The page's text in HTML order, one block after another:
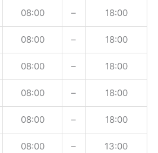
08:00 – 18:00
08:00 – 18:00
08:00 – 18:00
08:00 – 18:00
08:00 – 18:00
08:00 – 13:00